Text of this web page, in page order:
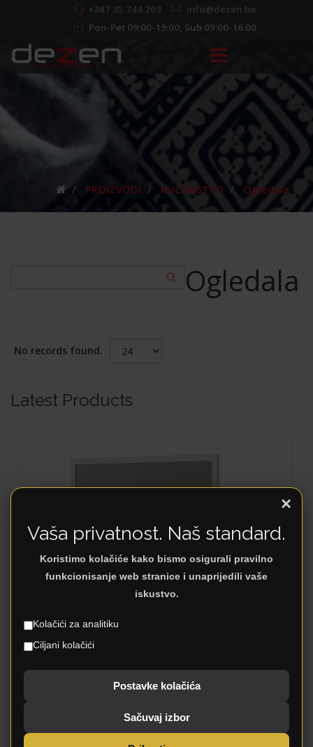
+387 35 744 203
info@dezen.ba
Pon-Pet 09:00-19:00, Sub 09:00-16:00
PROIZVODI KUĆANSTVO Ogledala
Ogledala
No records found.
Latest Products
EVERGREEN OG
×
Vaša privatnost. Naš standard.
Koristimo kolačiće kako bismo osigurali pravilno
funkcionisanje web stranice i unaprijedili vaše
iskustvo.
Kolačići za analitiku
Ciljani kolačići
Postavke kolačića
Sačuvaj izbor